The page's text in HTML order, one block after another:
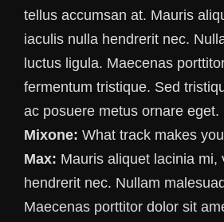
tellus accumsan at. Mauris
iaculis nulla hendrerit nec.
luctus ligula. Maecenas
fermentum tristique. Sed
ac posuere metus ornare eget.
Mixone: What track makes
Max: Mauris aliquet lacinia mi,
hendrerit nec. Nullam
Maecenas porttitor dolor sit